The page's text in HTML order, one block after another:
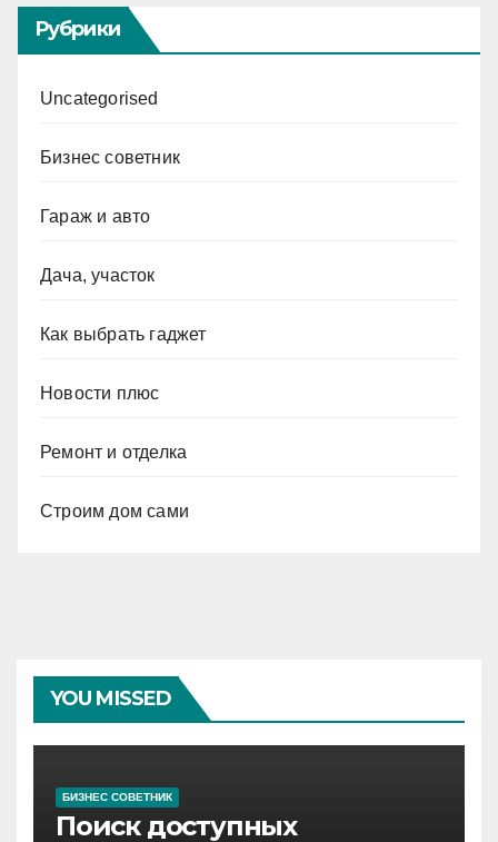
Рубрики
Uncategorised
Бизнес советник
Гараж и авто
Дача, участок
Как выбрать гаджет
Новости плюс
Ремонт и отделка
Строим дом сами
YOU MISSED
БИЗНЕС СОВЕТНИК
Поиск доступных